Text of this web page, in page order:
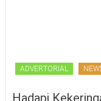
ADVERTORIAL